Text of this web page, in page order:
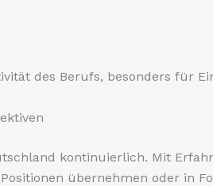
des Berufs, besonders für
kontinuierlich. Mit
übernehmen oder in